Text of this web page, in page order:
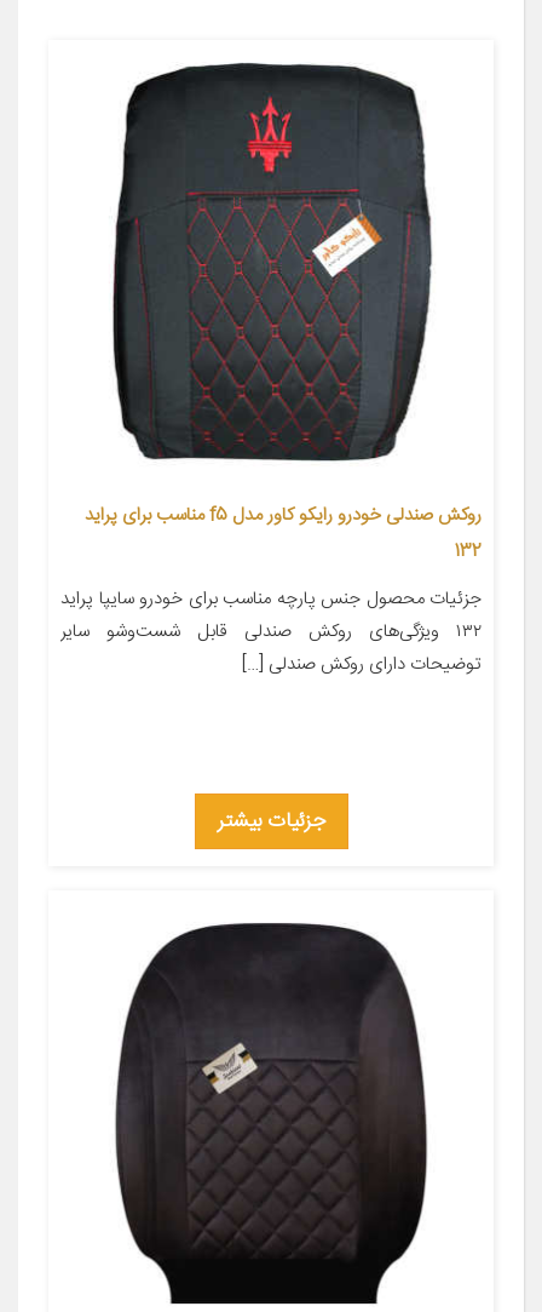
روکش صندلی خودرو رایکو کاور مدل f5 مناسب برای پراید
132
جزئیات محصول جنس پارچه مناسب برای خودرو سایپا پراید
۱۳۲ ویژگی‌های روکش صندلی قابل شست‌وشو سایر
توضیحات دارای روکش صندلی […]
جزئیات بیشتر